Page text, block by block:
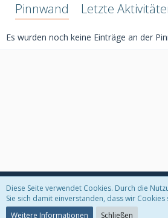
Pinnwand Letzte
Es wurden noch keine Einträge an der
Datenschutzerklärung Kontakt
Diese Seite verwendet Cookies. Durch die
Sie sich damit einverstanden, dass wir Cookies
Weitere Informationen
Schließen